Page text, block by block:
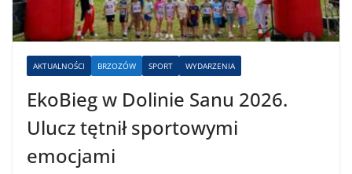
AKTUALNOŚCI BRZOZÓW SPORT WYDARZENIA
EkoBieg w Dolinie Sanu 2026.
Ulucz tętnił sportowymi
emocjami